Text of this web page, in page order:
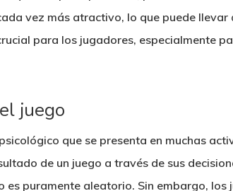
vez más atractivo, lo que puede
para los jugadores, especialmente
juego
que se presenta en muchas
de un juego a través de sus
es puramente aleatorio. Sin embargo,